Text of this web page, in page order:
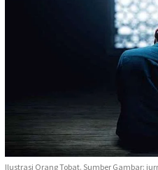
Ilustrasi Orang Tobat. Sumber Gambar: